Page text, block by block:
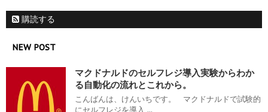
購読する
NEW POST
マクドナルドのセルフレジ導入実験からわか
る自動化の流れとこれから。
こんばんは、けんいちです。 マクドナルドで試験的
にセルフレジを導入 ...